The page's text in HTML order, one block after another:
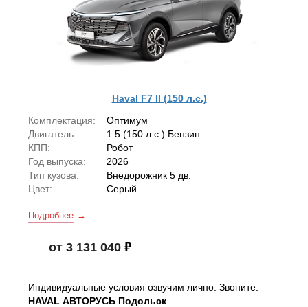
Haval F7 II (150 л.с.)
Комплектация:
Оптимум
Двигатель:
1.5 (150 л.с.) Бензин
КПП:
Робот
Год выпуска:
2026
Тип кузова:
Внедорожник 5 дв.
Цвет:
Серый
Подробнее
от 3 131 040
Индивидуальные условия озвучим лично. Звоните:
HAVAL АВТОРУСЬ Подольск